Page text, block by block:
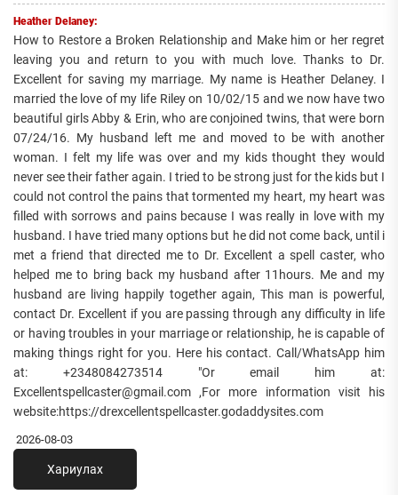
Heather Delaney:
How to Restore a Broken Relationship and Make him or her regret
leaving you and return to you with much love. Thanks to Dr.
Excellent for saving my marriage. My name is Heather Delaney. I
married the love of my life Riley on 10/02/15 and we now have two
beautiful girls Abby & Erin, who are conjoined twins, that were born
07/24/16. My husband left me and moved to be with another
woman. I felt my life was over and my kids thought they would
never see their father again. I tried to be strong just for the kids but I
could not control the pains that tormented my heart, my heart was
filled with sorrows and pains because I was really in love with my
husband. I have tried many options but he did not come back, until i
met a friend that directed me to Dr. Excellent a spell caster, who
helped me to bring back my husband after 11hours. Me and my
husband are living happily together again, This man is powerful,
contact Dr. Excellent if you are passing through any difficulty in life
or having troubles in your marriage or relationship, he is capable of
making things right for you. Here his contact. Call/WhatsApp him
at: +2348084273514 "Or email him at:
Excellentspellcaster@gmail.com ,For more information visit his
website:https://drexcellentspellcaster.godaddysites.com
2026-08-03
Хариулах